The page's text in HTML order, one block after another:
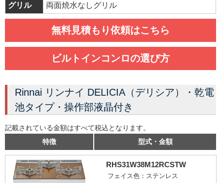
グリル
両面焼水なしグリル
無料見積もり依頼はこちら
ビルトインコンロの選び方
Rinnai リンナイ DELICIA（デリシア）・乾電
池タイプ・操作部液晶付き
記載されている金額はすべて税込となります。
特徴
型式・金額
RHS31W38M12RCSTW
フェイス色：ステンレス